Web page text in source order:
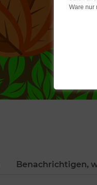
Benachrichtigen,
Ware nur